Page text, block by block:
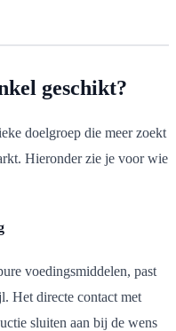
geschikt?
doelgroep die meer zoekt
Hieronder zie je voor wie
voedingsmiddelen, past
Het directe contact met
sluiten aan bij de wens